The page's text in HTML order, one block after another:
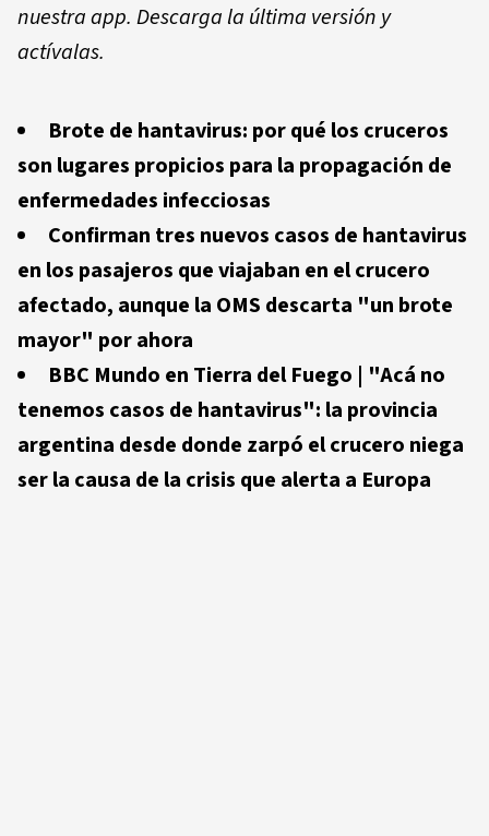
nuestra app. Descarga la última versión y
actívalas.
Brote de hantavirus: por qué los cruceros
son lugares propicios para la propagación de
enfermedades infecciosas
Confirman tres nuevos casos de hantavirus
en los pasajeros que viajaban en el crucero
afectado, aunque la OMS descarta "un brote
mayor" por ahora
BBC Mundo en Tierra del Fuego | "Acá no
tenemos casos de hantavirus": la provincia
argentina desde donde zarpó el crucero niega
ser la causa de la crisis que alerta a Europa